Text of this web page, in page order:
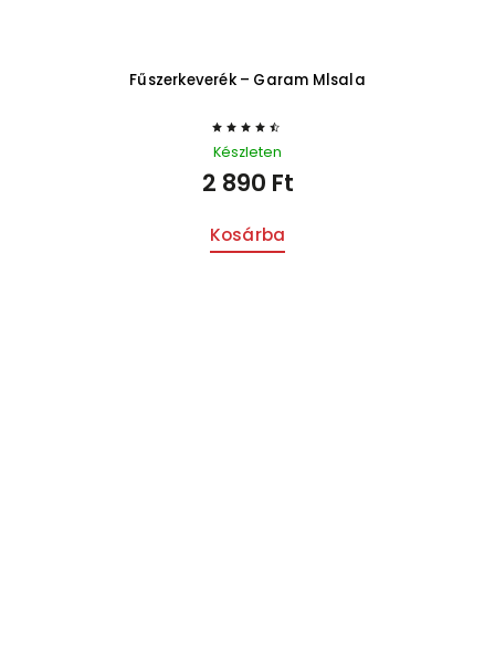
Fűszerkeverék – Garam Mlsala
Készleten
2 890 Ft
Kosárba